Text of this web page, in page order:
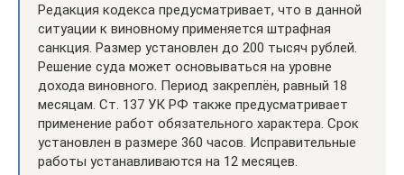
Редакция кодекса предусматривает, что в данной
ситуации к виновному применяется штрафная
санкция. Размер установлен до 200 тысяч рублей.
Решение суда может основываться на уровне
дохода виновного. Период закреплён, равный 18
месяцам. Ст. 137 УК РФ также предусматривает
применение работ обязательного характера. Срок
установлен в размере 360 часов. Исправительные
работы устанавливаются на 12 месяцев.